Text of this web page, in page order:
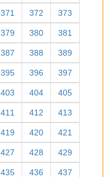
371 372 373
379 380 381
387 388 389
395 396 397
403 404 405
411 412 413
419 420 421
427 428 429
435 436 437